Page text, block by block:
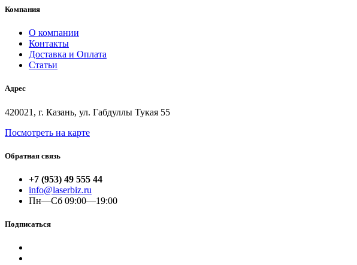
Компания
О компании
Контакты
Доставка и Оплата
Статьи
Адрес
420021, г. Казань, ул. Габдуллы Тукая 55
Посмотреть на карте
Обратная связь
+7 (953) 49 555 44
info@laserbiz.ru
Пн—Сб 09:00—19:00
Подписаться